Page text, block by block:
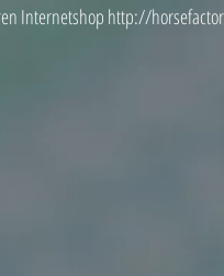
Internetshop http://